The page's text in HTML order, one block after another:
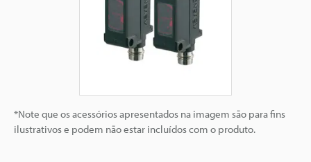
*Note que os acessórios apresentados na imagem são para fins
ilustrativos e podem não estar incluídos com o produto.